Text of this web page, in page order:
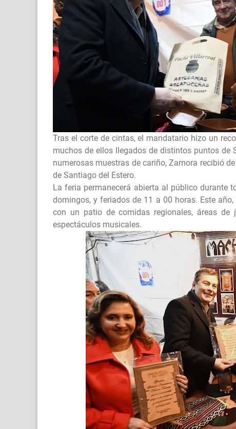
Tras el corte de cintas, el mandatario hizo un
muchos de ellos llegados de distintos puntos de
numerosas muestras de cariño, Zamora recibió
de Santiago del Estero.
La feria permanecerá abierta al público durante
domingos, y feriados de 11 a 00 horas. Este
con un patio de comidas regionales, áreas de
espectáculos musicales.